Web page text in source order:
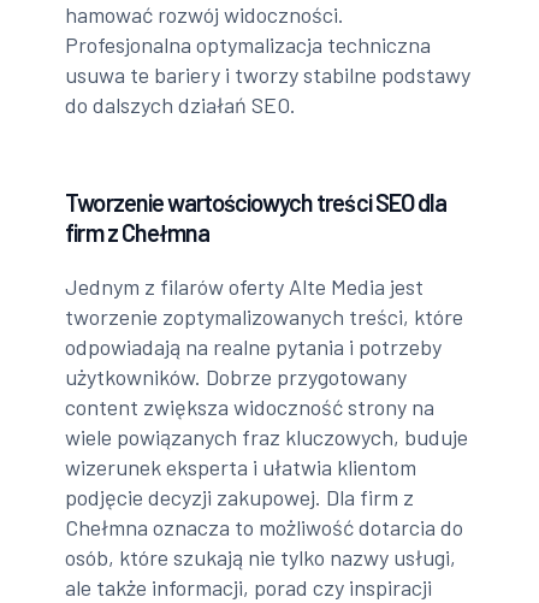
hamować rozwój widoczności.
Profesjonalna optymalizacja techniczna
usuwa te bariery i tworzy stabilne podstawy
do dalszych działań SEO.
Tworzenie wartościowych treści SEO dla
firm z Chełmna
Jednym z filarów oferty Alte Media jest
tworzenie zoptymalizowanych treści, które
odpowiadają na realne pytania i potrzeby
użytkowników. Dobrze przygotowany
content zwiększa widoczność strony na
wiele powiązanych fraz kluczowych, buduje
wizerunek eksperta i ułatwia klientom
podjęcie decyzji zakupowej. Dla firm z
Chełmna oznacza to możliwość dotarcia do
osób, które szukają nie tylko nazwy usługi,
ale także informacji, porad czy inspiracji